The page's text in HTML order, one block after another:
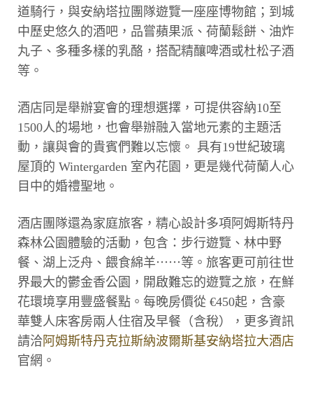
道騎行，與安納塔拉團隊遊覽一座座博物館；到城
中歷史悠久的酒吧，品嘗蘋果派、荷蘭鬆餅、油炸
丸子、多種多樣的乳酪，搭配精釀啤酒或杜松子酒
等。
酒店同是舉辦宴會的理想選擇，可提供容納10至
1500人的場地，也會舉辦融入當地元素的主題活
動，讓與會的貴賓們難以忘懷。 具有19世紀玻璃
屋頂的 Wintergarden 室內花園，更是幾代荷蘭人心
目中的婚禮聖地。
酒店團隊還為家庭旅客，精心設計多項阿姆斯特丹
森林公園體驗的活動，包含：步行遊覽、林中野
餐、湖上泛舟、餵食綿羊⋯⋯等。旅客更可前往世
界最大的鬱金香公園，開啟難忘的遊覽之旅，在鮮
花環境享用豐盛餐點。每晚房價從 €450起，含豪
華雙人床客房兩人住宿及早餐（含稅），更多資訊
請洽阿姆斯特丹克拉斯納波爾斯基安納塔拉大酒店
官網。